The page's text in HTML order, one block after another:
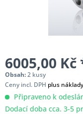
6005,00 Kč
Obsah:2 kusy
Ceny incl. DPH plus
Připraveno k
Dodací doba cca. 3-5